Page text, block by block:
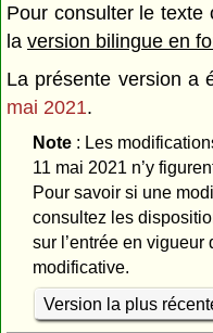
Pour consulter le texte
la version bilingue en
La présente version a
mai 2021.
Note: Les
11 mai 2021 n’y
Pour savoir si une
consultez les
sur l’entrée en
modificative.
Version la plus